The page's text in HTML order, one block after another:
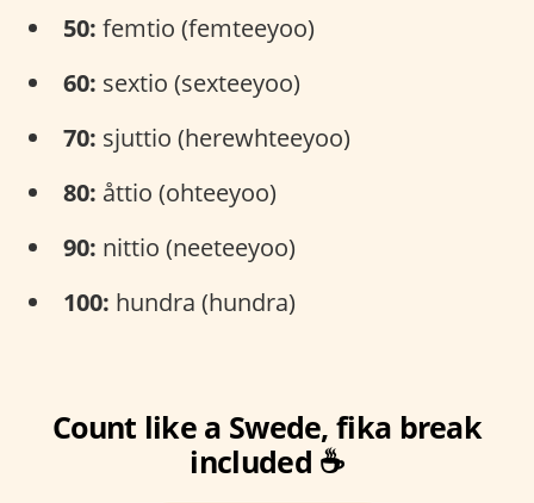
50: femtio (femteeyoo)
60: sextio (sexteeyoo)
70: sjuttio (herewhteeyoo)
80: åttio (ohteeyoo)
90: nittio (neeteeyoo)
100: hundra (hundra)
Count like a Swede, fika break
included ☕